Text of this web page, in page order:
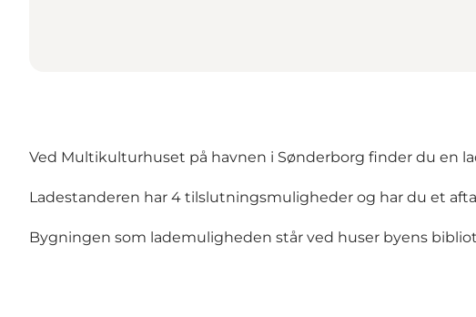
Ved Multikulturhuset på havnen i Sønderborg finder du en
Ladestanderen har 4 tilslutningsmuligheder og har du et
Bygningen som lademuligheden står ved huser byens